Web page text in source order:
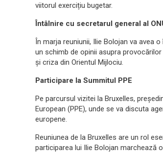
viitorul exercițiu bugetar.
Întâlnire cu secretarul general al
În marja reuniunii, Ilie Bolojan va avea
un schimb de opinii asupra
și criza din Orientul Mijlociu.
Participare la Summitul PPE
Pe parcursul vizitei la Bruxelles,
European (PPE), unde se va discuta
europene.
Reuniunea de la Bruxelles are un rol
participarea lui Ilie Bolojan marchează